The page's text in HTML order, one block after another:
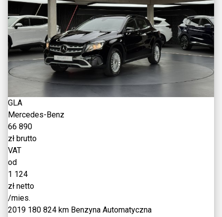
GLA
Mercedes-Benz
66 890
zł brutto
VAT
od
1 124
zł netto
/mies.
2019 180 824 km Benzyna Automatyczna